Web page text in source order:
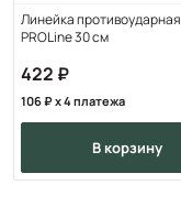
Линейка противоударная
PROLine 30 см
422
106 x 4 платежа
в корзину